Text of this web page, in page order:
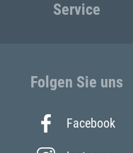
Service
Folgen Sie uns
Facebook